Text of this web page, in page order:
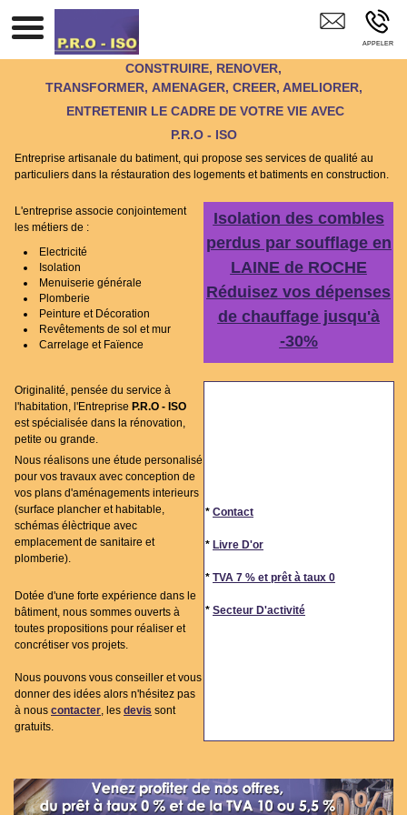
Isolation Aménagement Combles Electricité Fenêtre PVC ALU
CONSTRUIRE, RENOVER,
TRANSFORMER, AMENAGER, CREER, AMELIORER,
ENTRETENIR LE CADRE DE VOTRE VIE AVEC
P.R.O - ISO
Entreprise artisanale du batiment, qui propose ses services de qualité au
particuliers dans la réstauration des logements et batiments en construction.
L'entreprise associe conjointement
les métiers de :
Electricité
Isolation
Menuiserie générale
Plomberie
Peinture et Décoration
Revêtements de sol et mur
Carrelage et Faïence
Isolation des combles
perdus par soufflage en
LAINE de ROCHE
Réduisez vos dépenses
de chauffage jusqu'à
-30%
Originalité, pensée du service à
l'habitation, l'Entreprise P.R.O - ISO
est spécialisée dans la rénovation,
petite ou grande.
Nous réalisons une étude personalisé
pour vos travaux avec conception de
vos plans d'aménagements interieurs
(surface plancher et habitable,
schémas élèctrique avec
emplacement de sanitaire et
plomberie).
Dotée d'une forte expérience dans le
bâtiment, nous sommes ouverts à
toutes propositions pour réaliser et
concrétiser vos projets.
Nous pouvons vous conseiller et vous
donner des idées alors n'hésitez pas
à nous contacter, les devis sont
gratuits.
* Contact
* Livre D'or
* TVA 7 % et prêt à taux 0
* Secteur D'activité